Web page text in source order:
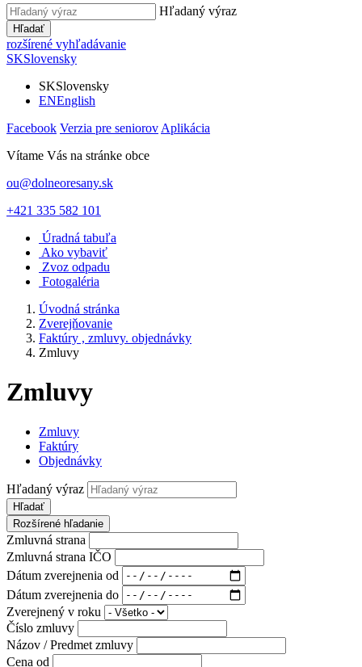
Hľadaný výraz
Hľadať
rozšírené vyhľadávanie
SKSlovensky
SKSlovensky
ENEnglish
Facebook Verzia pre seniorov Aplikácia
Vítame Vás na stránke obce
ou@dolneoresany.sk
+421 335 582 101
Úradná tabuľa
Ako vybaviť
Zvoz odpadu
Fotogaléria
Úvodná stránka
Zverejňovanie
Faktúry , zmluvy. objednávky
Zmluvy
Zmluvy
Zmluvy
Faktúry
Objednávky
Hľadaný výraz
Hľadať
Rozšírené hľadanie
Zmluvná strana
Zmluvná strana IČO
Dátum zverejnenia od
Dátum zverejnenia do
Zverejnený v roku
Číslo zmluvy
Názov / Predmet zmluvy
Cena od